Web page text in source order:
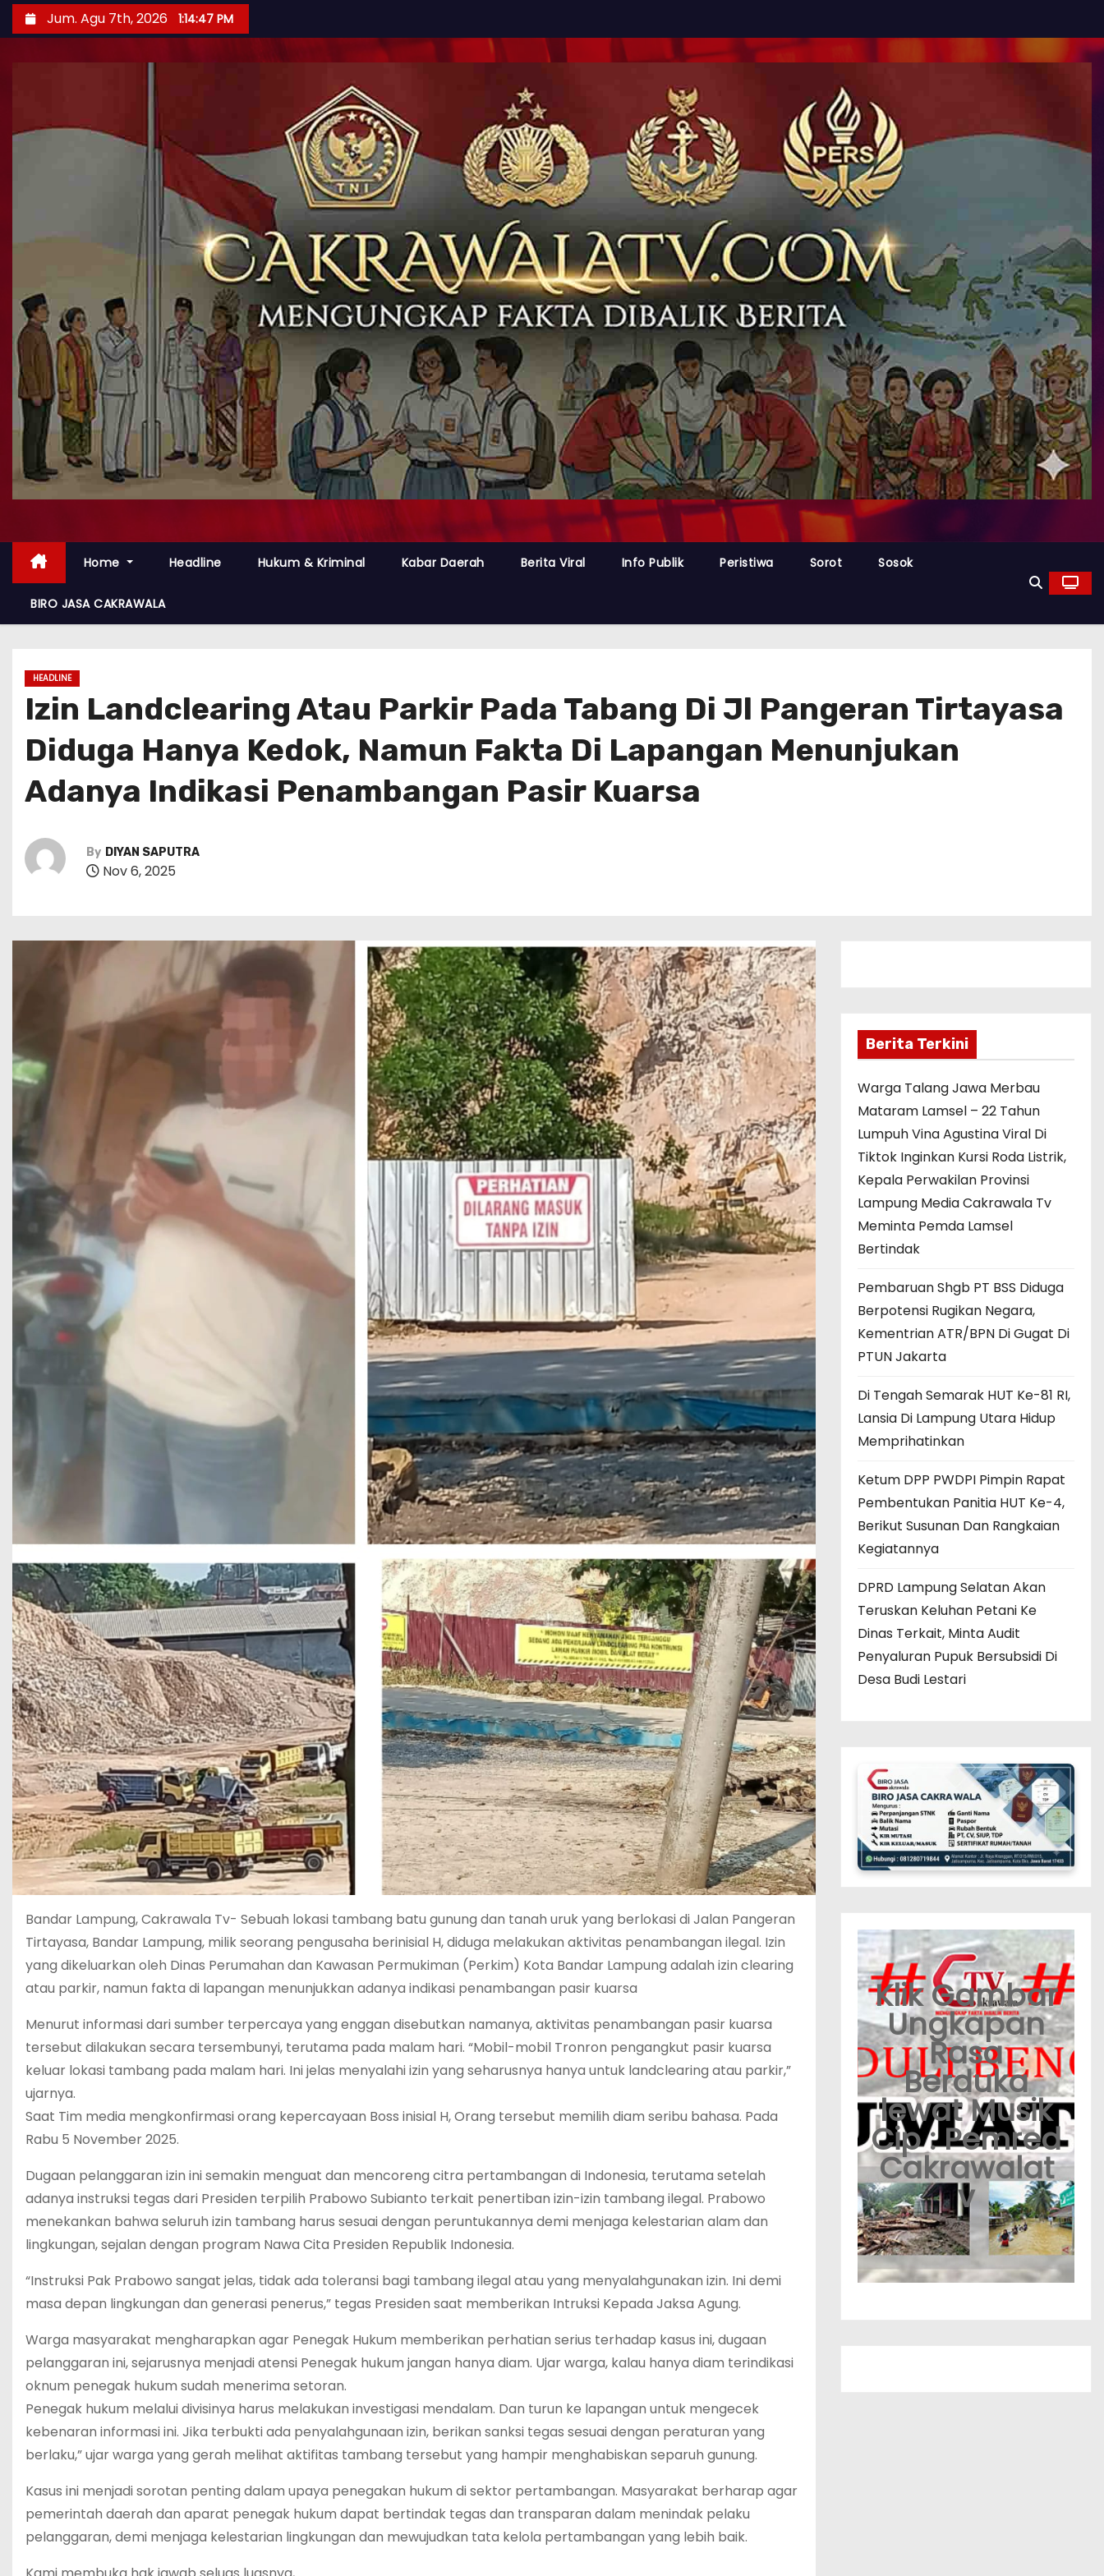
Jum. Agu 7th, 2026 1:14:49 PM
Home Headline Hukum & Kriminal Kabar Daerah Berita Viral Info Publik Peristiwa Sorot Sosok
BIRO JASA CAKRAWALA
HEADLINE
Izin Landclearing Atau Parkir Pada Tabang Di Jl Pangeran Tirtayasa
Diduga Hanya Kedok, Namun Fakta Di Lapangan Menunjukan
Adanya Indikasi Penambangan Pasir Kuarsa
By DIYAN SAPUTRA
Nov 6, 2025
Bandar Lampung, Cakrawala Tv- Sebuah lokasi tambang batu gunung dan tanah uruk yang berlokasi di Jalan Pangeran
Tirtayasa, Bandar Lampung, milik seorang pengusaha berinisial H, diduga melakukan aktivitas penambangan ilegal. Izin
yang dikeluarkan oleh Dinas Perumahan dan Kawasan Permukiman (Perkim) Kota Bandar Lampung adalah izin clearing
atau parkir, namun fakta di lapangan menunjukkan adanya indikasi penambangan pasir kuarsa
Menurut informasi dari sumber terpercaya yang enggan disebutkan namanya, aktivitas penambangan pasir kuarsa
tersebut dilakukan secara tersembunyi, terutama pada malam hari. “Mobil-mobil Tronron pengangkut pasir kuarsa
keluar lokasi tambang pada malam hari. Ini jelas menyalahi izin yang seharusnya hanya untuk landclearing atau parkir,”
ujarnya.
Saat Tim media mengkonfirmasi orang kepercayaan Boss inisial H, Orang tersebut memilih diam seribu bahasa. Pada
Rabu 5 November 2025.
Dugaan pelanggaran izin ini semakin menguat dan mencoreng citra pertambangan di Indonesia, terutama setelah
adanya instruksi tegas dari Presiden terpilih Prabowo Subianto terkait penertiban izin-izin tambang ilegal. Prabowo
menekankan bahwa seluruh izin tambang harus sesuai dengan peruntukannya demi menjaga kelestarian alam dan
lingkungan, sejalan dengan program Nawa Cita Presiden Republik Indonesia.
“Instruksi Pak Prabowo sangat jelas, tidak ada toleransi bagi tambang ilegal atau yang menyalahgunakan izin. Ini demi
masa depan lingkungan dan generasi penerus,” tegas Presiden saat memberikan Intruksi Kepada Jaksa Agung.
Warga masyarakat mengharapkan agar Penegak Hukum memberikan perhatian serius terhadap kasus ini, dugaan
pelanggaran ini, sejarusnya menjadi atensi Penegak hukum jangan hanya diam. Ujar warga, kalau hanya diam terindikasi
oknum penegak hukum sudah menerima setoran.
Penegak hukum melalui divisinya harus melakukan investigasi mendalam. Dan turun ke lapangan untuk mengecek
kebenaran informasi ini. Jika terbukti ada penyalahgunaan izin, berikan sanksi tegas sesuai dengan peraturan yang
berlaku,” ujar warga yang gerah melihat aktifitas tambang tersebut yang hampir menghabiskan separuh gunung.
Kasus ini menjadi sorotan penting dalam upaya penegakan hukum di sektor pertambangan. Masyarakat berharap agar
pemerintah daerah dan aparat penegak hukum dapat bertindak tegas dan transparan dalam menindak pelaku
pelanggaran, demi menjaga kelestarian lingkungan dan mewujudkan tata kelola pertambangan yang lebih baik.
Berita Terkini
Warga Talang Jawa Merbau
Mataram Lamsel – 22 Tahun
Lumpuh Vina Agustina Viral Di
Tiktok Inginkan Kursi Roda Listrik,
Kepala Perwakilan Provinsi
Lampung Media Cakrawala Tv
Meminta Pemda Lamsel
Bertindak
Pembaruan Shgb PT BSS Diduga
Berpotensi Rugikan Negara,
Kementrian ATR/BPN Di Gugat Di
PTUN Jakarta
Di Tengah Semarak HUT Ke-81 RI,
Lansia Di Lampung Utara Hidup
Memprihatinkan
Ketum DPP PWDPI Pimpin Rapat
Pembentukan Panitia HUT Ke-4,
Berikut Susunan Dan Rangkaian
Kegiatannya
DPRD Lampung Selatan Akan
Teruskan Keluhan Petani Ke
Dinas Terkait, Minta Audit
Penyaluran Pupuk Bersubsidi Di
Desa Budi Lestari
Klik Gambar
Ungkapan
Rasa
Berduka
lewat Musik
Cip : Pemred
Cakrawalat
v